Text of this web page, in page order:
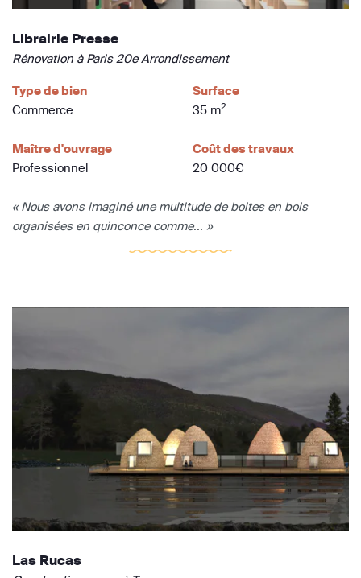
Librairie Presse
Rénovation à Paris 20e Arrondissement
Type de bien
Commerce
Surface
35 m2
Maître d'ouvrage
Professionnel
Coût des travaux
20 000€
« Nous avons imaginé une multitude de boites en bois
organisées en quinconce comme... »
Las Rucas